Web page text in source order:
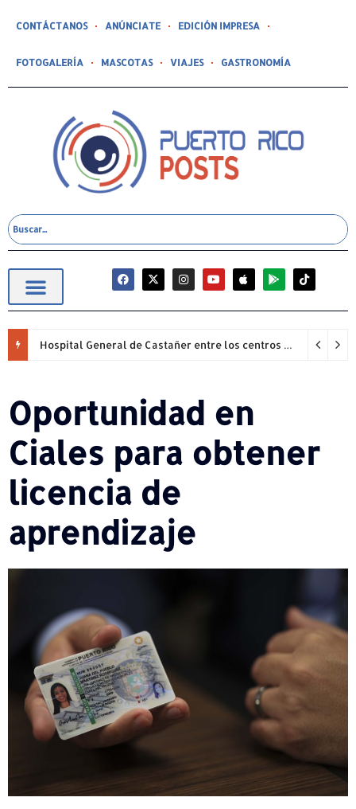
CONTÁCTANOS ANÚNCIATE EDICIÓN IMPRESA
FOTOGALERÍA MASCOTAS VIAJES GASTRONOMÍA
Hospital General de Castañer entre los centros de salud comunitarios con mejor desempeño clínico de Estados Unidos
Oportunidad en
Ciales para obtener
licencia de
aprendizaje